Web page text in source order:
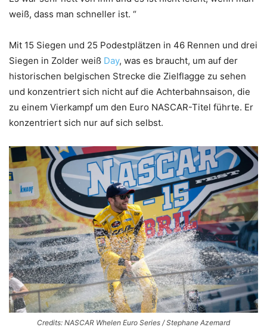
weiß, dass man schneller ist. “
Mit 15 Siegen und 25 Podestplätzen in 46 Rennen und drei
Siegen in Zolder weiß Day, was es braucht, um auf der
historischen belgischen Strecke die Zielflagge zu sehen
und konzentriert sich nicht auf die Achterbahnsaison, die
zu einem Vierkampf um den Euro NASCAR-Titel führte. Er
konzentriert sich nur auf sich selbst.
Credits: NASCAR Whelen Euro Series / Stephane Azemard